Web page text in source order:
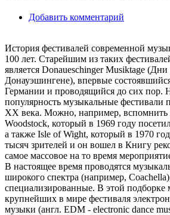
Добавить комментарий
История фестивалей современной
100 лет. Старейшим из таких
является Donaueschinger Musiktage
Донауэшингене), впервые
Германии и проводящийся до сих пор.
популярность музыкальные фестивали
ХХ века. Можно, например, вспомнить
Woodstock, который в 1969 году
а также Isle of Wight, который в 1970
тысяч зрителей и он вошел в Книгу
самое массовое на то время
В настоящее время проводятся
широкого спектра (например,
специализированные. В этой подборке
крупнейших в мире фестиваля
музыки (англ. EDM - electronic dance